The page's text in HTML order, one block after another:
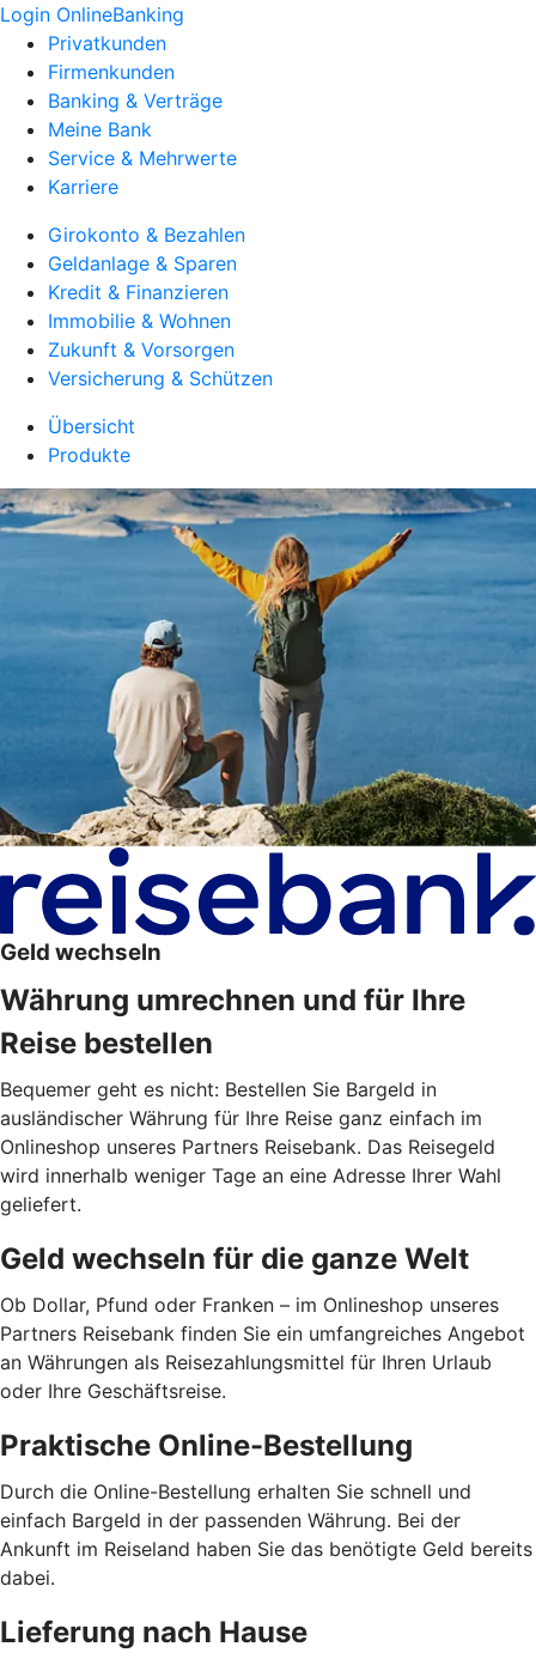
Login OnlineBanking
Privatkunden
Firmenkunden
Banking & Verträge
Meine Bank
Service & Mehrwerte
Karriere
Girokonto & Bezahlen
Geldanlage & Sparen
Kredit & Finanzieren
Immobilie & Wohnen
Zukunft & Vorsorgen
Versicherung & Schützen
Übersicht
Produkte
Geld wechseln
Währung umrechnen und für Ihre
Reise bestellen
Bequemer geht es nicht: Bestellen Sie Bargeld in
ausländischer Währung für Ihre Reise ganz einfach im
Onlineshop unseres Partners Reisebank. Das Reisegeld
wird innerhalb weniger Tage an eine Adresse Ihrer Wahl
geliefert.
Geld wechseln für die ganze Welt
Ob Dollar, Pfund oder Franken – im Onlineshop unseres
Partners Reisebank finden Sie ein umfangreiches Angebot
an Währungen als Reisezahlungsmittel für Ihren Urlaub
oder Ihre Geschäftsreise.
Praktische Online-Bestellung
Durch die Online-Bestellung erhalten Sie schnell und
einfach Bargeld in der passenden Währung. Bei der
Ankunft im Reiseland haben Sie das benötigte Geld bereits
dabei.
Lieferung nach Hause